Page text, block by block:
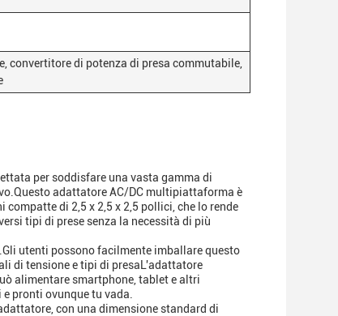
convertitore di potenza di presa commutabile,
per soddisfare una vasta gamma di
adattatore AC/DC multipiattaforma è
di 2,5 x 2,5 x 2,5 pollici, che lo rende
tipi di prese senza la necessità di più
utenti possono facilmente imballare questo
di tensione e tipi di presaL'adattatore
alimentare smartphone, tablet e altri
pronti ovunque tu vada.
con una dimensione standard di